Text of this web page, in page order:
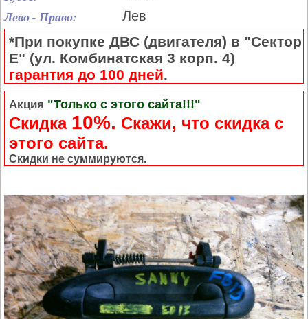
Лево - Право: Лев
*При покупке ДВС (двигателя) в "Сектор
Е" (ул. Комбинатская 3 корп. 4)
гарантия до 100 дней.
Акция "Только с этого сайта!!!"
Скидка 10%. Cкажи, что скидка с
этого сайта.
Скидки не суммируются.